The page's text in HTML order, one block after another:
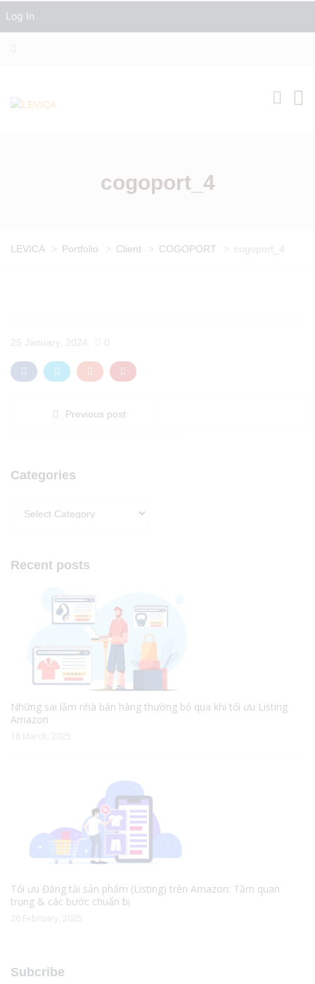
cogoport_4
LEVICA > Portfolio > Client > COGOPORT > cogoport_4
25 January, 2024 0
Previous post
Categories
Recent posts
Những sai lầm nhà bán hàng thường bỏ qua khi tối ưu Listing
Amazon
18 March, 2025
Tối ưu Đăng tải sản phẩm (Listing) trên Amazon: Tầm quan
trọng & các bước chuẩn bị
26 February, 2025
Subcribe
Log In